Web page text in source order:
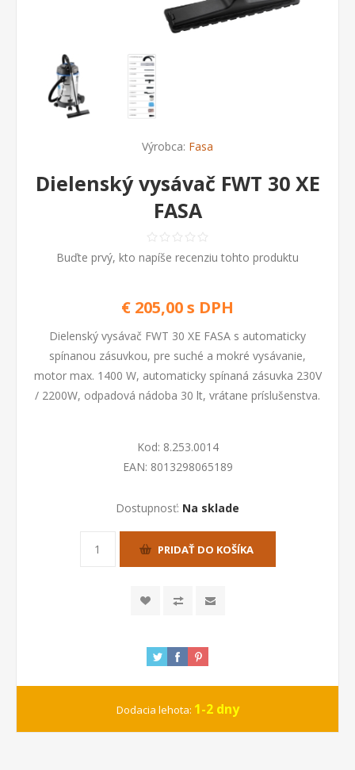
Výrobca: Fasa
Dielenský vysávač FWT 30 XE
FASA
Buďte prvý, kto napíše recenziu tohto produktu
€ 205,00 s DPH
Dielenský vysávač FWT 30 XE FASA s automaticky
spínanou zásuvkou, pre suché a mokré vysávanie,
motor max. 1400 W, automaticky spínaná zásuvka 230V
/ 2200W, odpadová nádoba 30 lt, vrátane príslušenstva.
Kod: 8.253.0014
EAN: 8013298065189
Dostupnosť: Na sklade
PRIDAŤ DO KOŠÍKA
Dodacia lehota: 1-2 dny